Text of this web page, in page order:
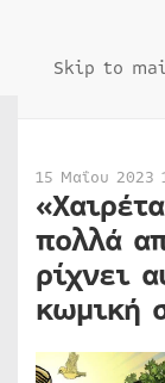
Skip to
15 Μαΐου 2023
πολλά
ρίχνει
κωμική